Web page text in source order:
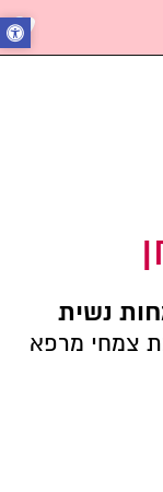
נשית
צמחי מרפא